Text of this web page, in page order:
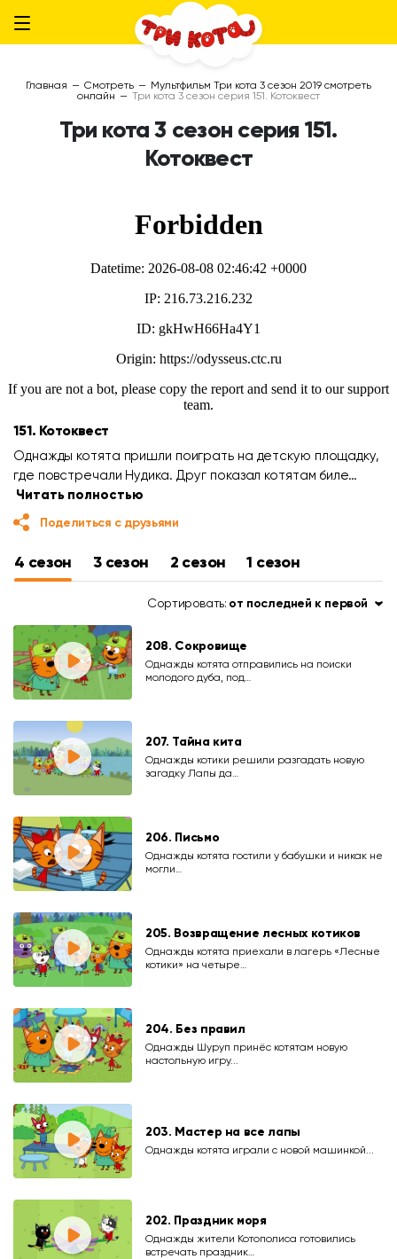
Главная — Смотреть — Мультфильм Три кота 3 сезон 2019 смотреть
онлайн — Три кота 3 сезон серия 151. Котоквест
Три кота 3 сезон серия 151.
Котоквест
151. Котоквест
Однажды котята пришли поиграть на детскую площадку,
где повстречали Нудика. Друг показал котятам биле…
Читать полностью
Поделиться с друзьями
4 сезон 3 сезон 2 сезон 1 сезон
Сортировать: от последней к первой
208. Сокровище
Однажды котята отправились на поиски
молодого дуба, под…
207. Тайна кита
Однажды котики решили разгадать новую
загадку Лапы да…
206. Письмо
Однажды котята гостили у бабушки и никак не
могли…
205. Возвращение лесных котиков
Однажды котята приехали в лагерь «Лесные
котики» на четыре…
204. Без правил
Однажды Шуруп принёс котятам новую
настольную игру...
203. Мастер на все лапы
Однажды котята играли с новой машинкой...
202. Праздник моря
Однажды жители Котополиса готовились
встречать праздник…